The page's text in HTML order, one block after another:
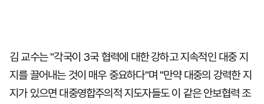
김 교수는 "각국이 3국 협력에 대한 강하고 지속적인 대중 지
지를 끌어내는 것이 매우 중요하다"며 "만약 대중의 강력한 지
지가 있으면 대중영합주의적 지도자들도 이 같은 안보협력 조